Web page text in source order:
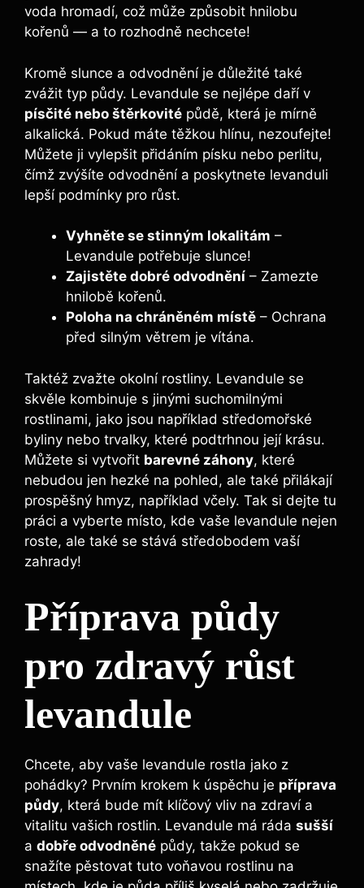
voda hromadí, což může způsobit hnilobu
kořenů — a to rozhodně nechcete!
Kromě slunce a odvodnění je důležité také
zvážit typ půdy. Levandule se nejlépe daří v
písčité nebo štěrkovité půdě, která je mírně
alkalická. Pokud máte těžkou hlínu, nezoufejte!
Můžete ji vylepšit přidáním písku nebo perlitu,
čímž zvýšíte odvodnění a poskytnete levanduli
lepší podmínky pro růst.
Vyhněte se stinným lokalitám –
Levandule potřebuje slunce!
Zajistěte dobré odvodnění – Zamezte
hnilobě kořenů.
Poloha na chráněném místě – Ochrana
před silným větrem je vítána.
Taktéž zvažte okolní rostliny. Levandule se
skvěle kombinuje s jinými suchomilnými
rostlinami, jako jsou například středomořské
byliny nebo trvalky, které podtrhnou její krásu.
Můžete si vytvořit barevné záhony, které
nebudou jen hezké na pohled, ale také přilákají
prospěšný hmyz, například včely. Tak si dejte tu
práci a vyberte místo, kde vaše levandule nejen
roste, ale také se stává středobodem vaší
zahrady!
Příprava půdy
pro zdravý růst
levandule
Chcete, aby vaše levandule rostla jako z
pohádky? Prvním krokem k úspěchu je příprava
půdy, která bude mít klíčový vliv na zdraví a
vitalitu vašich rostlin. Levandule má ráda sušší
a dobře odvodněné půdy, takže pokud se
snažíte pěstovat tuto voňavou rostlinu na